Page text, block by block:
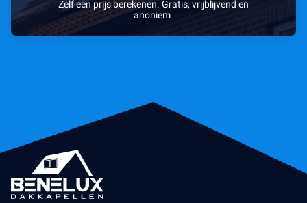
Zelf een prijs berekenen. Gratis, vrijblijvend en
anoniem